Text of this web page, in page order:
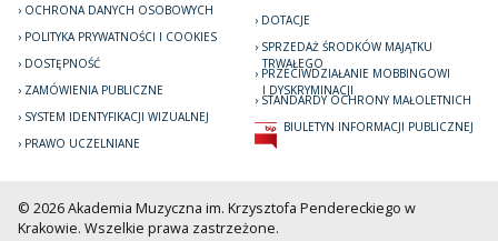
OCHRONA DANYCH OSOBOWYCH
POLITYKA PRYWATNOŚCI I COOKIES
DOSTĘPNOŚĆ
ZAMÓWIENIA PUBLICZNE
SYSTEM IDENTYFIKACJI WIZUALNEJ
PRAWO UCZELNIANE
DOTACJE
SPRZEDAŻ ŚRODKÓW MAJĄTKU
TRWAŁEGO
PRZECIWDZIAŁANIE MOBBINGOWI
I DYSKRYMINACJI
STANDARDY OCHRONY MAŁOLETNICH
BIULETYN INFORMACJI PUBLICZNEJ
© 2026 Akademia Muzyczna im. Krzysztofa Pendereckiego w
Krakowie. Wszelkie prawa zastrzeżone.